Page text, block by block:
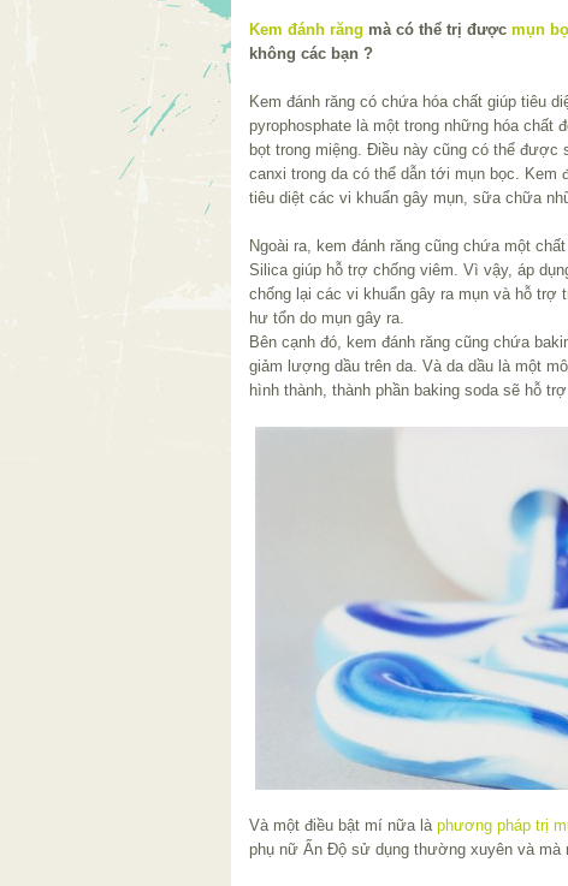
Kem đánh răng mà có thể trị được mụn
không các bạn ?
Kem đánh răng có chứa hóa chất giúp tiêu
pyrophosphate là một trong những hóa
bọt trong miệng. Điều này cũng có thể
canxi trong da có thể dẫn tới mụn bọc. Kem
tiêu diệt các vi khuẩn gây mụn, sữa chữa
Ngoài ra, kem đánh răng cũng chứa một
Silica giúp hỗ trợ chống viêm. Vì vậy, áp
chống lại các vi khuẩn gây ra mụn và hỗ trợ
hư tổn do mụn gây ra.
Bên cạnh đó, kem đánh răng cũng chứa
giảm lượng dầu trên da. Và da dầu là một
hình thành, thành phần baking soda sẽ hỗ
Và một điều bật mí nữa là phương pháp trị
phụ nữ Ấn Độ sử dụng thường xuyên và mà